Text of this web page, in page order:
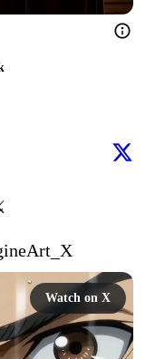
Watch on X